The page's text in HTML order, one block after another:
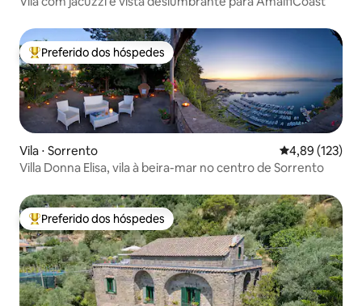
Entre os melhores preferidos dos hóspedes
Preferido dos hóspedes
Vila ⋅ Sorrento 4,89 de uma
4,89 (123)
Villa Donna Elisa, vila à beira-mar no centro de Sorrento
Entre os melhores preferidos dos hóspedes
Preferido dos hóspedes